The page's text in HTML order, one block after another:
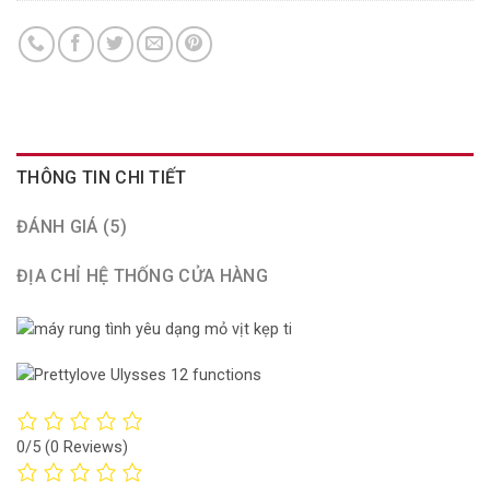
THÔNG TIN CHI TIẾT
ĐÁNH GIÁ (5)
ĐỊA CHỈ HỆ THỐNG CỬA HÀNG
0/5 (0 Reviews)